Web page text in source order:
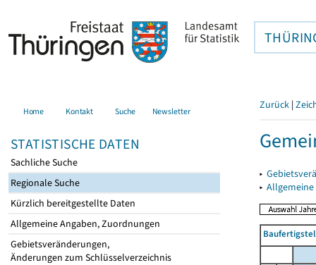
Home Kontakt Suche Newsletter
STATISTISCHE DATEN
Sachliche Suche
Regionale Suche
Kürzlich bereitgestellte Daten
Allgemeine Angaben, Zuordnungen
Gebietsveränderungen,
Änderungen zum Schlüsselverzeichnis
Zurück |
▸
▸